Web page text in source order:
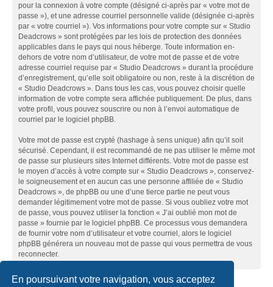
En poursuivant votre navigation, vous acceptez
pour la connexion à votre compte (désigné ci-après par « votre mot de
passe »), et une adresse courriel personnelle valide (désignée ci-après
par « votre courriel »). Vos informations pour votre compte sur « Studio
Deadcrows » sont protégées par les lois de protection des données
applicables dans le pays qui nous héberge. Toute information en-
dehors de votre nom d’utilisateur, de votre mot de passe et de votre
adresse courriel requise par « Studio Deadcrows » durant la procédure
d’enregistrement, qu’elle soit obligatoire ou non, reste à la discrétion de
« Studio Deadcrows ». Dans tous les cas, vous pouvez choisir quelle
information de votre compte sera affichée publiquement. De plus, dans
votre profil, vous pouvez souscrire ou non à l’envoi automatique de
courriel par le logiciel phpBB.
Votre mot de passe est crypté (hashage à sens unique) afin qu’il soit
sécurisé. Cependant, il est recommandé de ne pas utiliser le même mot
de passe sur plusieurs sites Internet différents. Votre mot de passe est
le moyen d’accès à votre compte sur « Studio Deadcrows », conservez-
le soigneusement et en aucun cas une personne affiliée de « Studio
Deadcrows », de phpBB ou une d’une tierce partie ne peut vous
demander légitimement votre mot de passe. Si vous oubliez votre mot
de passe, vous pouvez utiliser la fonction « J’ai oublié mon mot de
passe » fournie par le logiciel phpBB. Ce processus vous demandera
de fournir votre nom d’utilisateur et votre courriel, alors le logiciel
phpBB générera un nouveau mot de passe qui vous permettra de vous
reconnecter.